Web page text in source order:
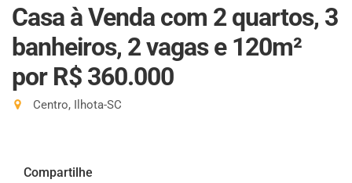
Casa à Venda com 2 quartos, 3
banheiros, 2 vagas e 120m²
por R$ 360.000
Centro, Ilhota-SC
Compartilhe